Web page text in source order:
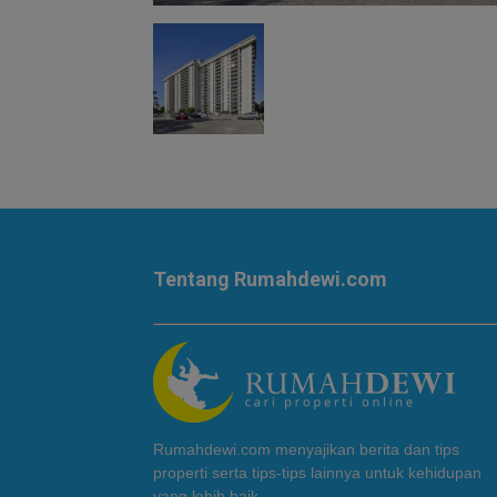
Tentang Rumahdewi.com
Rumahdewi.com menyajikan berita dan tips
properti serta tips-tips lainnya untuk kehidupan